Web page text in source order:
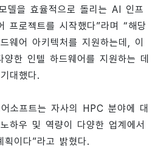
델을 효율적으로 돌리는 AI 인프
프로젝트를 시작했다”라며 “해당
웨어 아키텍처를 지원하는데, 이
한 인텔 하드웨어를 지원하는 데
대했다.
소프트는 자사의 HPC 분야에 대
하우 및 역량이 다양한 업계에서
이다”라고 밝혔다.